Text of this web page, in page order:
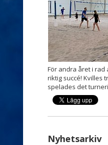
För andra året i
riktig succé! Kvilles
spelades det
Nyhetsarkiv